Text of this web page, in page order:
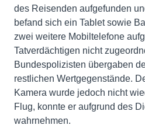
des Reisenden aufgefunden
befand sich ein Tablet sowie
zwei weitere Mobiltelefone
Tatverdächtigen nicht
Bundespolizisten übergaben
restlichen Wertgegenstände.
Kamera wurde jedoch nicht
Flug, konnte er aufgrund des
wahrnehmen.